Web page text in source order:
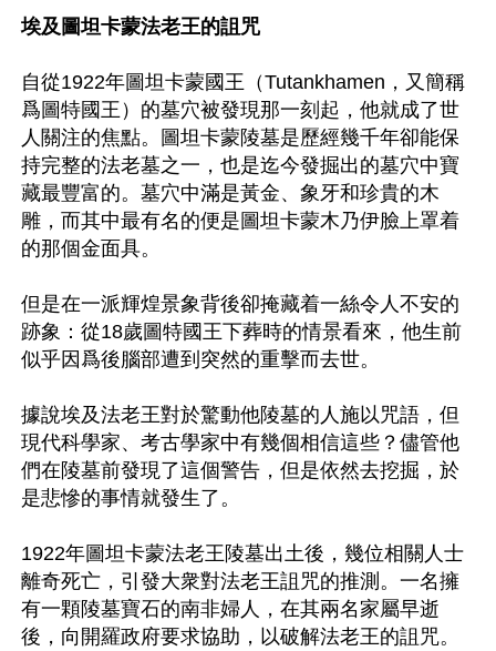
埃及圖坦卡蒙法老王的詛咒
自從1922年圖坦卡蒙國王（Tutankhamen，又簡稱
爲圖特國王）的墓穴被發現那一刻起，他就成了世
人關注的焦點。圖坦卡蒙陵墓是歷經幾千年卻能保
持完整的法老墓之一，也是迄今發掘出的墓穴中寶
藏最豐富的。墓穴中滿是黃金、象牙和珍貴的木
雕，而其中最有名的便是圖坦卡蒙木乃伊臉上罩着
的那個金面具。
但是在一派輝煌景象背後卻掩藏着一絲令人不安的
跡象：從18歲圖特國王下葬時的情景看來，他生前
似乎因爲後腦部遭到突然的重擊而去世。
據說埃及法老王對於驚動他陵墓的人施以咒語，但
現代科學家、考古學家中有幾個相信這些？儘管他
們在陵墓前發現了這個警告，但是依然去挖掘，於
是悲慘的事情就發生了。
1922年圖坦卡蒙法老王陵墓出土後，幾位相關人士
離奇死亡，引發大衆對法老王詛咒的推測。一名擁
有一顆陵墓寶石的南非婦人，在其兩名家屬早逝
後，向開羅政府要求協助，以破解法老王的詛咒。